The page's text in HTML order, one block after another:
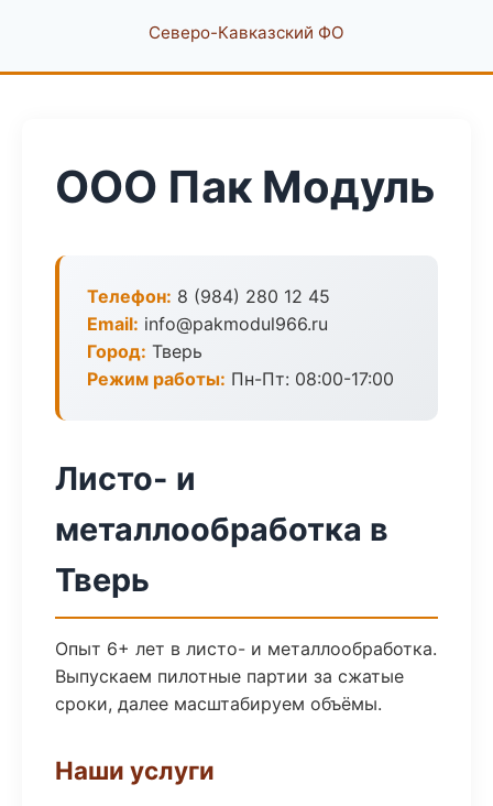
Северо-Кавказский ФО
ООО Пак Модуль
Телефон: 8 (984) 280 12 45
Email: info@pakmodul966.ru
Город: Тверь
Режим работы: Пн-Пт: 08:00-17:00
Листо- и
металлообработка в
Тверь
Опыт 6+ лет в листо- и металлообработка.
Выпускаем пилотные партии за сжатые
сроки, далее масштабируем объёмы.
Наши услуги